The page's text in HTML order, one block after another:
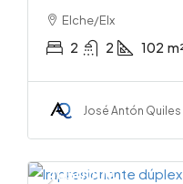
Elche/Elx
2 2 102
José Antón Quiles
405000€